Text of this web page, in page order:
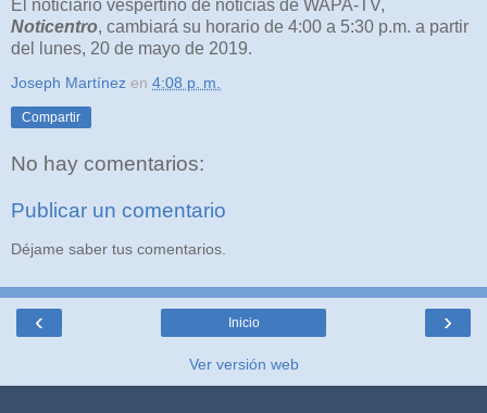
El noticiario vespertino de noticias de WAPA-TV,
Noticentro, cambiará su horario de 4:00 a 5:30 p.m. a partir
del lunes, 20 de mayo de 2019.
Joseph Martínez en 4:08 p. m.
Compartir
No hay comentarios:
Publicar un comentario
Déjame saber tus comentarios.
‹ ›
Inicio
Ver versión web